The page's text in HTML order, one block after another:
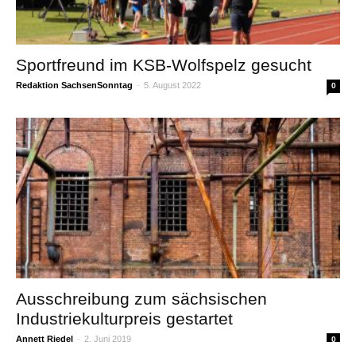
Sportfreund im KSB-Wolfspelz gesucht
Redaktion SachsenSonntag - 5. August 2022 0
Ausschreibung zum sächsischen
Industriekulturpreis gestartet
Annett Riedel - 2. Juni 2019 0